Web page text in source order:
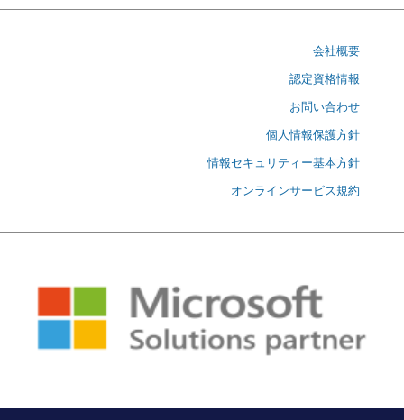
会社概要
認定資格情報
お問い合わせ
個人情報保護方針
情報セキュリティー基本方針
オンラインサービス規約